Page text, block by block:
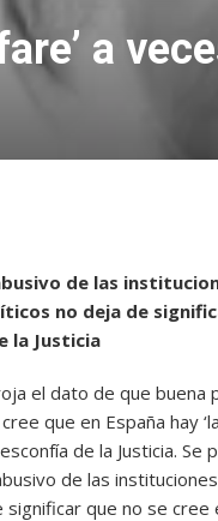
a
de las
no deja de
la Justicia
el dato de que buena
que en España hay
de la Justicia. Se
de las
que no se cree